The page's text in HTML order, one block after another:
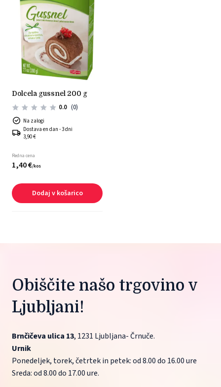
dolcela gussnel 200 g
0.0 (0)
Na zalogi
Dostava en dan - 3 dni
3,90 €
Redna cena
1,40€/kos
Dodaj v košarico
Obiščite našo trgovino v
Ljubljani!
Brnčičeva ulica 13, 1231 Ljubljana- Črnuče.
Urnik
Ponedeljek, torek, četrtek in petek: od 8.00 do 16.00 ure
Sreda: od 8.00 do 17.00 ure.